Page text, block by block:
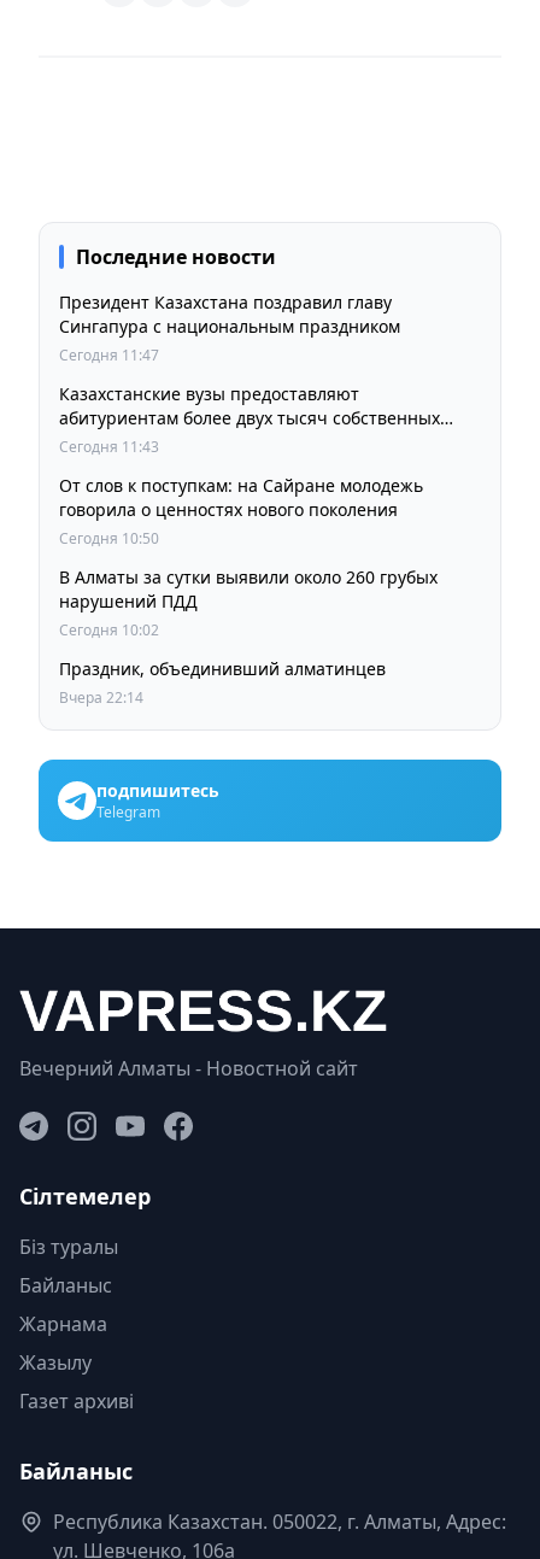
Последние новости
Президент Казахстана поздравил главу
Сингапура с национальным праздником
Сегодня 11:47
Казахстанские вузы предоставляют
абитуриентам более двух тысяч собственных
образовательных грантов
Сегодня 11:43
От слов к поступкам: на Сайране молодежь
говорила о ценностях нового поколения
Сегодня 10:50
В Алматы за сутки выявили около 260 грубых
нарушений ПДД
Сегодня 10:02
Праздник, объединивший алматинцев
Вчера 22:14
подпишитесь
Telegram
Вечерний Алматы - Новостной сайт
Сілтемелер
Біз туралы
Байланыс
Жарнама
Жазылу
Газет архиві
Байланыс
Республика Казахстан. 050022, г. Алматы, Адрес:
ул. Шевченко, 106а